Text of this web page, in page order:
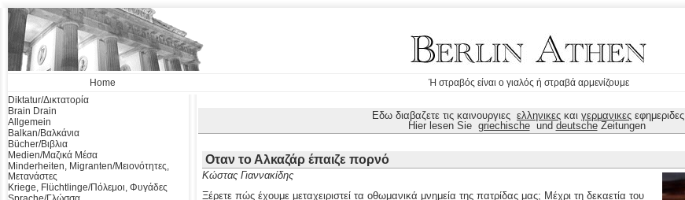
Home Ή στραβός είναι ο γιαλός ή στραβά αρμενίζουμε
Diktatur/Δικτατορία
Brain Drain
Allgemein
Balkan/Βαλκάνια
Bücher/Βιβλια
Medien/Μαζικά Μέσα
Minderheiten, Migranten/Μειονότητες,
Μετανάστες
Kriege, Flüchtlinge/Πόλεμοι, Φυγάδες
Εδω διαβαζετε τις καινουργιες ελληνικες και γερμανικες εφημεριδες
Hier lesen Sie griechischeund deutscheZeitungen
Οταν το Αλκαζάρ έπαιζε πορνό
Κώστας Γιαννακίδης
Ξέρετε πώς έχουμε μεταχειριστεί τα οθωμανικά μνημεία της πατρίδας μας; Μέχρι τη δεκαετία του